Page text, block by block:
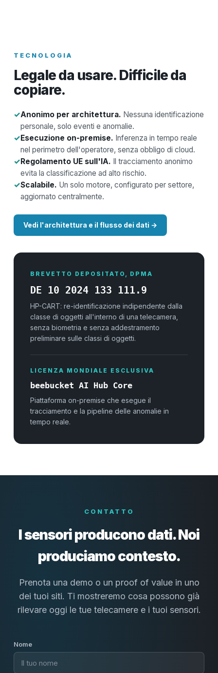
TECNOLOGIA
Legale da usare. Difficile da
copiare.
✓Anonimo per architettura. Nessuna identificazione
personale, solo eventi e anomalie.
✓Esecuzione on-premise. Inferenza in tempo reale
nel perimetro dell'operatore, senza obbligo di cloud.
✓Regolamento UE sull'IA. Il tracciamento anonimo
evita la classificazione ad alto rischio.
✓Scalabile. Un solo motore, configurato per settore,
aggiornato centralmente.
Vedi l'architettura e il flusso dei dati →
BREVETTO DEPOSITATO, DPMA
DE 10 2024 133 111.9
HP-CART: re-identificazione indipendente dalla
classe di oggetti all'interno di una telecamera,
senza biometria e senza addestramento
preliminare sulle classi di oggetti.
LICENZA MONDIALE ESCLUSIVA
beebucket AI Hub Core
Piattaforma on-premise che esegue il
tracciamento e la pipeline delle anomalie in
tempo reale.
CONTATTO
I sensori producono dati. Noi
produciamo contesto.
Prenota una demo o un proof of value in uno
dei tuoi siti. Ti mostreremo cosa possono già
rilevare oggi le tue telecamere e i tuoi sensori.
Nome